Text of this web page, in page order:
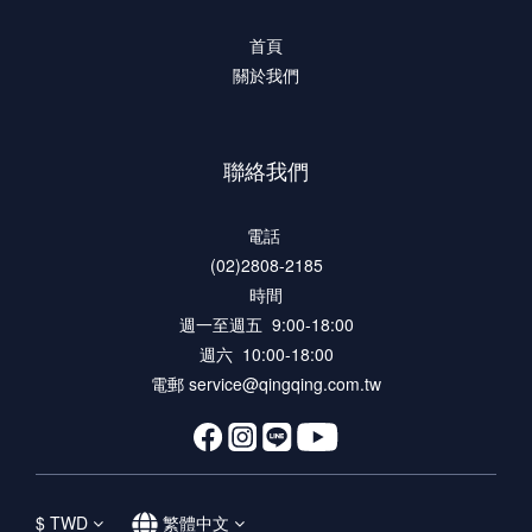
首頁
關於我們
聯絡我們
電話
(02)2808-2185
時間
週一至週五 9:00-18:00
週六 10:00-18:00
電郵 service@qingqing.com.tw
$ TWD 繁體中文